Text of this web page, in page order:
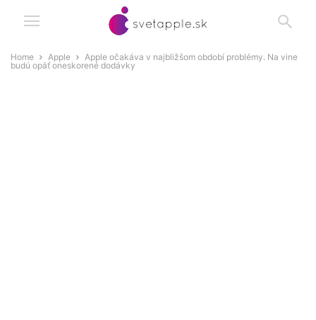
Home Apple
Apple očakáva v najbližšom období problémy. Na vine
budú opäť oneskorené dodávky